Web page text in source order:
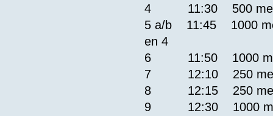
4 11:30 500
5 a/b 11:45 1000
en 4
6 11:50 1000
7 12:10 250
8 12:15 250
9 12:30 1000